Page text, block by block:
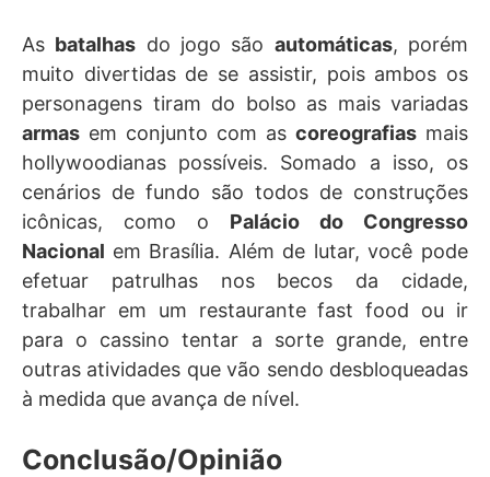
As batalhas do jogo são automáticas, porém
muito divertidas de se assistir, pois ambos os
personagens tiram do bolso as mais variadas
armas em conjunto com as coreografias mais
hollywoodianas possíveis. Somado a isso, os
cenários de fundo são todos de construções
icônicas, como o Palácio do Congresso
Nacional em Brasília. Além de lutar, você pode
efetuar patrulhas nos becos da cidade,
trabalhar em um restaurante fast food ou ir
para o cassino tentar a sorte grande, entre
outras atividades que vão sendo desbloqueadas
à medida que avança de nível.
Conclusão/Opinião